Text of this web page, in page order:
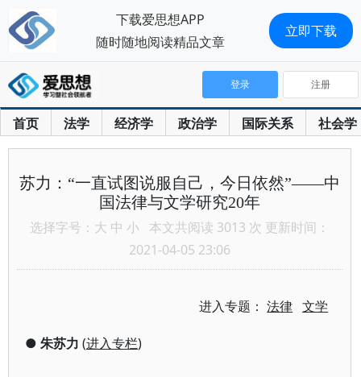
首页 法学 经济学 政治学 国际关系 社会学
登录 注册
苏力：“一直试图说服自己，今日依然”——中
国法律与文学研究20年
选择字号： 大 中 小 本文共阅读 3013 次 更新时间：
2021-04-05 23:06
进入专题：法律 文学
● 朱苏力 (进入专栏)
下载爱思想APP
随时随地阅读精品文章
立即下载